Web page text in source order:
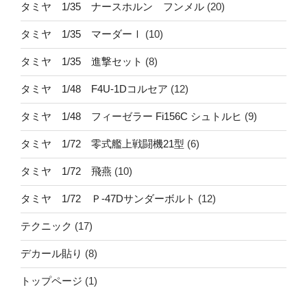
タミヤ 1/35 ナースホルン フンメル (20)
タミヤ 1/35 マーダーⅠ (10)
タミヤ 1/35 進撃セット (8)
タミヤ 1/48 F4U-1Dコルセア (12)
タミヤ 1/48 フィーゼラー Fi156C シュトルヒ (9)
タミヤ 1/72 零式艦上戦闘機21型 (6)
タミヤ 1/72 飛燕 (10)
タミヤ 1/72 Ｐ-47Dサンダーボルト (12)
テクニック (17)
デカール貼り (8)
トップページ (1)